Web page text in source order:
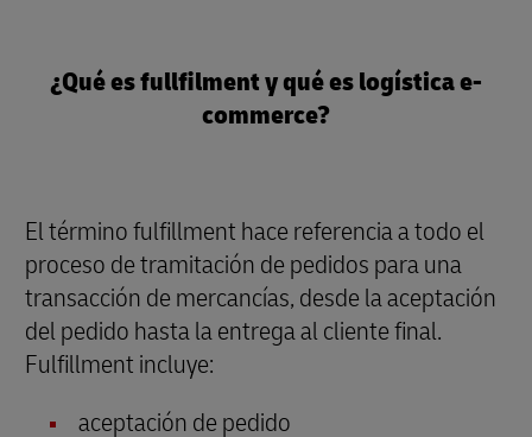
¿Qué es fullfilment y qué es logística e-
commerce?
El término fulfillment hace referencia a todo el
proceso de tramitación de pedidos para una
transacción de mercancías, desde la aceptación
del pedido hasta la entrega al cliente final.
Fulfillment incluye:
aceptación de pedido